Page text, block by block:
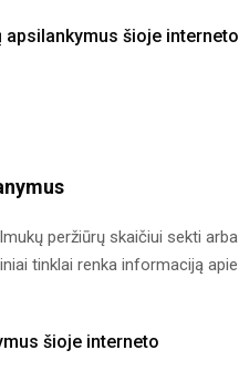
šioje interneto
peržiūrų skaičiui sekti arba
tinklai renka informaciją apie
šioje interneto